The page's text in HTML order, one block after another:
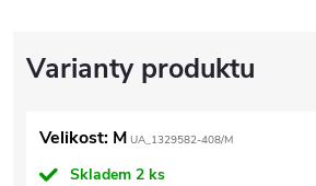
Velikost: M UA_1329582-408/M
Skladem 2 ks